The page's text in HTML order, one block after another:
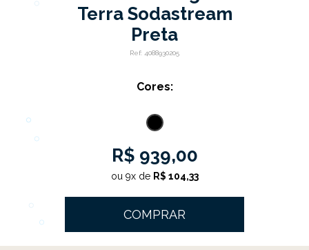
Terra Sodastream
Preta
Ref: 4088930205
Cores:
R$ 939,00
ou 9xde R$ 104,33
COMPRAR